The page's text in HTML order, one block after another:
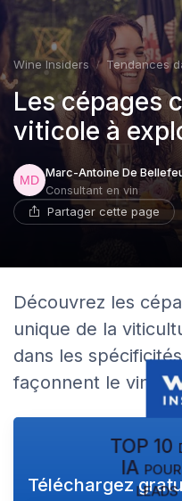
Wine Insiders Tendances
Les cépages
viticole à
Marc-Antoine De
Consultant en vin
Partager cette page
Découvrez les
unique de la
dans les
façonnent le vin
TOP 10
IA
Téléchargez